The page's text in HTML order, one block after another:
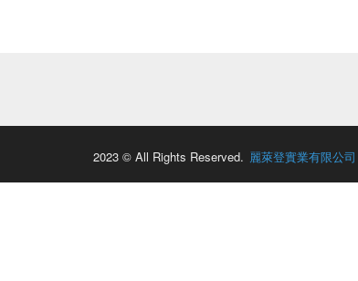
2023 © All Rights Reserved. 麗萊登實業有限公司